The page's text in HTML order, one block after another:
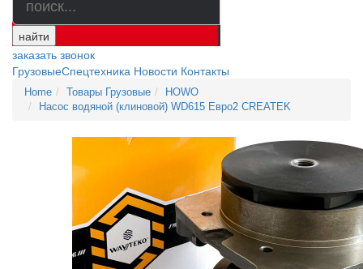
найти
заказать звонок
ГрузовыеСпецтехника Новости Контакты
Home Товары Грузовые
HOWO
Насос водяной (клиновой) WD615 Евро2 CREATEK